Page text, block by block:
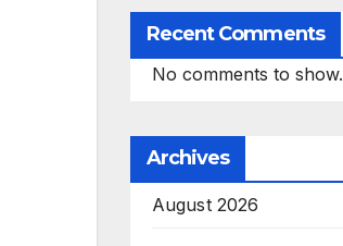
Recent Comments
No comments to show.
Archives
August 2026